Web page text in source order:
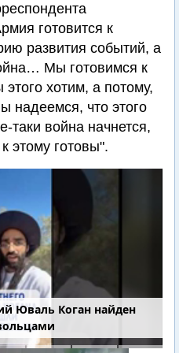
готовится к
развития событий, а
Мы готовимся к
хотим, а потому,
надеемся, что этого
таки война начнется,
этому готовы".
Юваль Коган найден